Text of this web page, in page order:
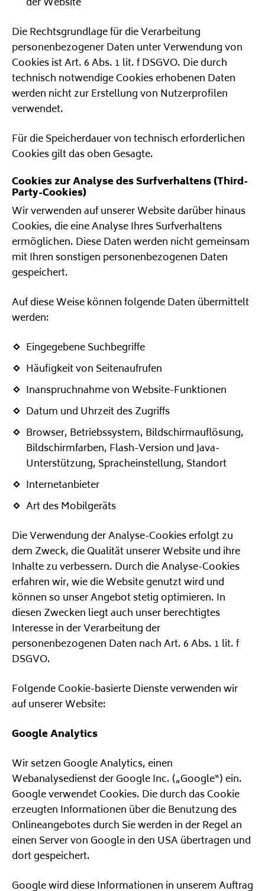
Die Rechtsgrundlage für die Verarbeitung
personenbezogener Daten unter Verwendung von
Cookies ist Art. 6 Abs. 1 lit. f DSGVO. Die durch
technisch notwendige Cookies erhobenen Daten
werden nicht zur Erstellung von Nutzerprofilen
verwendet.
Für die Speicherdauer von technisch erforderlichen
Cookies gilt das oben Gesagte.
Cookies zur Analyse des Surfverhaltens (Third-
Party-Cookies)
Wir verwenden auf unserer Website darüber hinaus
Cookies, die eine Analyse Ihres Surfverhaltens
ermöglichen. Diese Daten werden nicht gemeinsam
mit Ihren sonstigen personenbezogenen Daten
gespeichert.
Auf diese Weise können folgende Daten übermittelt
werden:
Eingegebene Suchbegriffe
Häufigkeit von Seitenaufrufen
Inanspruchnahme von Website-Funktionen
Datum und Uhrzeit des Zugriffs
Browser, Betriebssystem, Bildschirmauflösung,
Bildschirmfarben, Flash-Version und Java-
Unterstützung, Spracheinstellung, Standort
Internetanbieter
Art des Mobilgeräts
Die Verwendung der Analyse-Cookies erfolgt zu
dem Zweck, die Qualität unserer Website und ihre
Inhalte zu verbessern. Durch die Analyse-Cookies
erfahren wir, wie die Website genutzt wird und
können so unser Angebot stetig optimieren. In
diesen Zwecken liegt auch unser berechtigtes
Interesse in der Verarbeitung der
personenbezogenen Daten nach Art. 6 Abs. 1 lit. f
DSGVO.
Folgende Cookie-basierte Dienste verwenden wir
auf unserer Website:
Google Analytics
Wir setzen Google Analytics, einen
Webanalysedienst der Google Inc. („Google“) ein.
Google verwendet Cookies. Die durch das Cookie
erzeugten Informationen über die Benutzung des
Onlineangebotes durch Sie werden in der Regel an
einen Server von Google in den USA übertragen und
dort gespeichert.
Google wird diese Informationen in unserem Auftrag